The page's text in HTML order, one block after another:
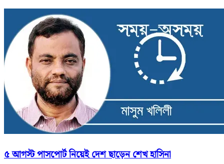
৫ আগস্ট পাসপোর্ট নিয়েই দেশ ছাড়েন শেখ হাসিনা